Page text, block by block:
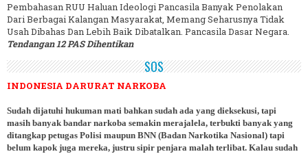
Pembahasan RUU Haluan Ideologi Pancasila Banyak Penolakan
Dari Berbagai Kalangan Masyarakat, Memang Seharusnya Tidak
Usah Dibahas Dan Lebih Baik Dibatalkan. Pancasila Dasar Negara.
Tendangan 12 PAS Dihentikan
SOS
INDONESIA DARURAT NARKOBA
Sudah dijatuhi hukuman mati bahkan sudah ada yang dieksekusi, tapi
masih banyak bandar narkoba semakin merajalela, terbukti banyak yang
ditangkap petugas Polisi maupun BNN (Badan Narkotika Nasional) tapi
belum kapok juga mereka, justru sipir penjara malah terlibat. Kalau sudah